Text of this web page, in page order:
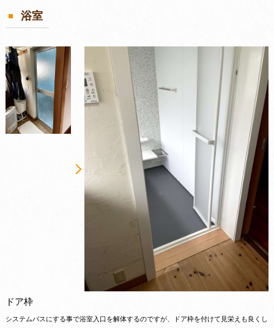
浴室
ドア枠
システムバスにする事で浴室入口を解体するのですが、ドア枠を付けて見栄えも良くし